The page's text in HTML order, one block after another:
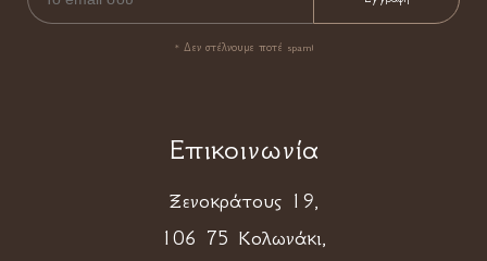
* Δεν στέλνουμε ποτέ spam!
Επικοινωνία
Ξενοκράτους 19,
106 75 Κολωνάκι,